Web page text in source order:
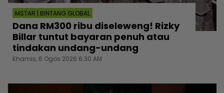
MSTAR | BINTANG GLOBAL
Dana RM300 ribu diseleweng! Rizky
Billar tuntut bayaran penuh atau
tindakan undang-undang
Khamis, 6 Ogos 2026 6:30 AM